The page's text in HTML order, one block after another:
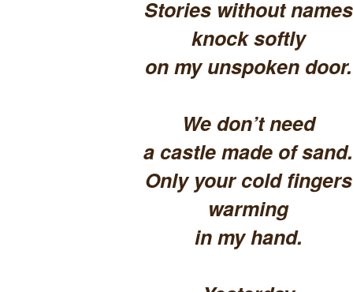
Stories without names
knock softly
on my unspoken door.
We don’t need
a castle made of sand.
Only your cold fingers
warming
in my hand.